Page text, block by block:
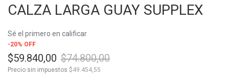
CALZA LARGA GUAY SUPPLEX
Sé el primero en calificar
-20% OFF
$59.840,00 $74.800,00
Precio sin impuestos $49.454,55